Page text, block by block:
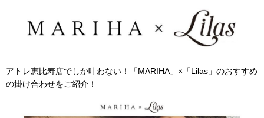
アトレ恵比寿店でしか叶わない！「MARIHA」×「Lilas」のおすすめ
の掛け合わせをご紹介！